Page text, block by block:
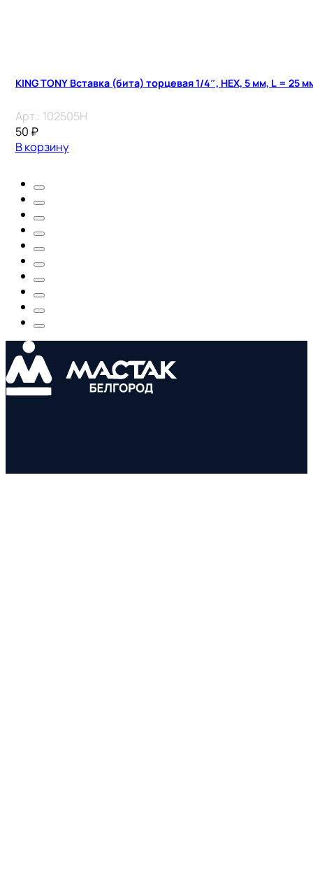
KING TONY Вставка (бита) торцевая 1/4″, HEX, 5 мм, L = 25
Арт.: 102505H
50 ₽
В корзину